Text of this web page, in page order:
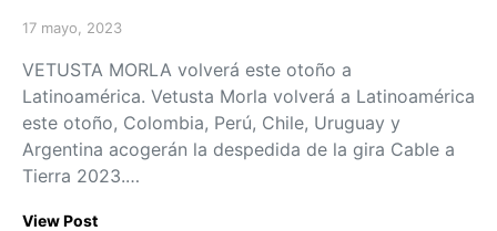
Posted on
17 mayo, 2023
VETUSTA MORLA volverá este otoño a
Latinoamérica. Vetusta Morla volverá a Latinoamérica
este otoño, Colombia, Perú, Chile, Uruguay y
Argentina acogerán la despedida de la gira Cable a
Tierra 2023.…
View Post